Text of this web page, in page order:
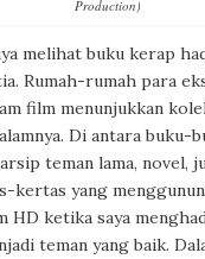
Production)
melihat buku kerap
Rumah-rumah para
film menunjukkan
Di antara buku-
teman lama, novel,
kertas yang
HD ketika saya
teman yang baik.